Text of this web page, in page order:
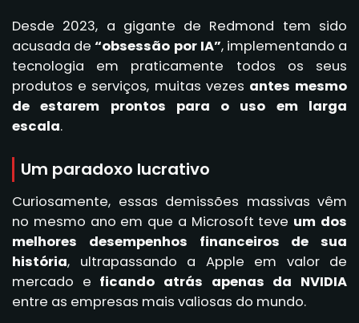
Desde 2023, a gigante de Redmond tem sido
acusada de“obsessão por IA”, implementando a
tecnologia em praticamente todos os seus
produtos e serviços, muitas vezes antes mesmo
de estarem prontos para o uso em larga
escala.
Um paradoxo lucrativo
Curiosamente, essas demissões massivas vêm
no mesmo ano em que a Microsoft teve um dos
melhores desempenhos financeiros de sua
história, ultrapassando a Apple em valor de
mercado e ficando atrás apenas da NVIDIA
entre as empresas mais valiosas do mundo.